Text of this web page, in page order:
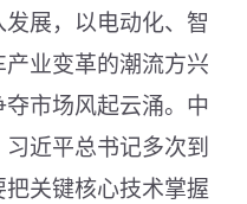
展，以电动化、智
业变革的潮流方兴
市场风起云涌。中
近平总书记多次到
关键核心技术掌握